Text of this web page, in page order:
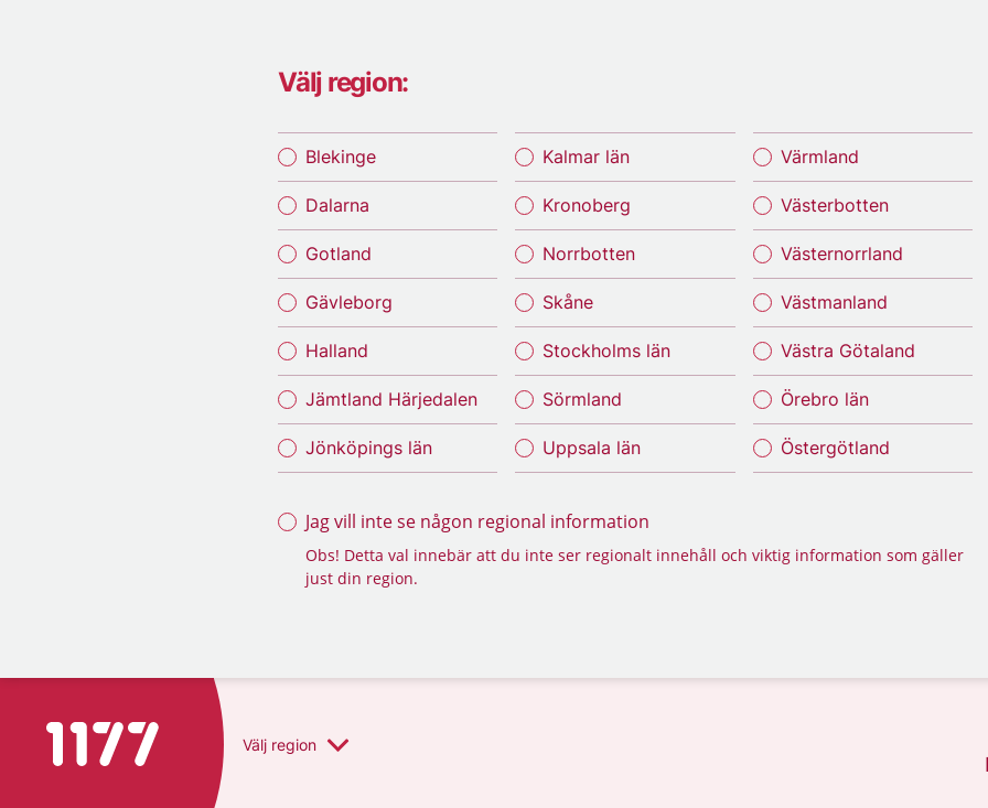
Välj region:
Blekinge
Dalarna
Gotland
Gävleborg
Halland
Jämtland Härjedalen
Jönköpings län
Kalmar län
Kronoberg
Norrbotten
Skåne
Stockholms län
Sörmland
Uppsala län
Värmland
Västerbotten
Västernorrland
Västmanland
Västra Götaland
Örebro län
Östergötland
Jag vill inte se någon regional information
Obs! Detta val innebär att du inte ser regionalt innehåll och viktig information som gäller
just din region.
Till startsidan för 1177 Välj region